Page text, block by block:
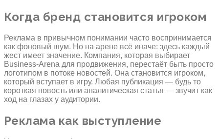
Когда бренд становится игроком
Реклама в привычном понимании часто воспринимается
как фоновый шум. Но на арене всё иначе: здесь каждый
жест имеет значение. Компания, которая выбирает
Business-Arena для продвижения, перестаёт быть просто
логотипом в потоке новостей. Она становится игроком,
который вступает в игру. Любая публикация — будь то
короткая новость или аналитическая статья — звучит как
ход на глазах у аудитории.
Реклама как выступление